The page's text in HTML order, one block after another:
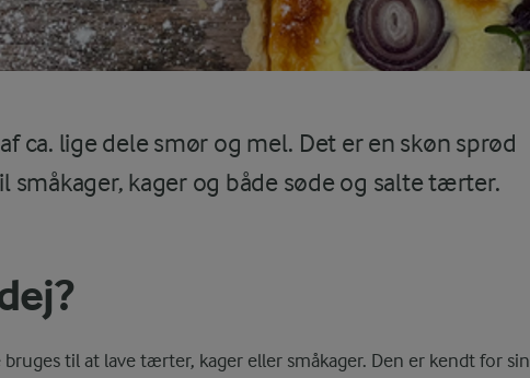
ca. lige dele smør og mel. Det er en skøn sprød
småkager, kager og både søde og salte tærter.
til at lave tærter, kager eller småkager. Den er kendt for sin